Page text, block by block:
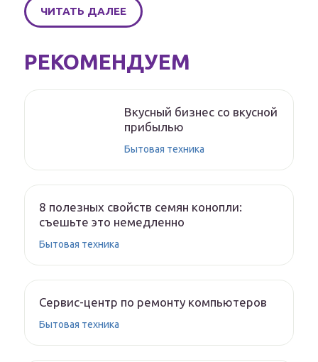
ЧИТАТЬ ДАЛЕЕ
РЕКОМЕНДУЕМ
Вкусный бизнес со вкусной
прибылью
Бытовая техника
8 полезных свойств семян конопли:
съешьте это немедленно
Бытовая техника
Сервис-центр по ремонту компьютеров
Бытовая техника